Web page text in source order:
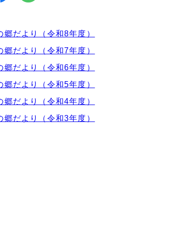
郷だより（令和8年度）
郷だより（令和7年度）
郷だより（令和6年度）
郷だより（令和5年度）
郷だより（令和4年度）
郷だより（令和3年度）